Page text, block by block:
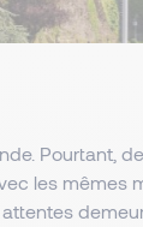
Pourtant,
les mêmes
attentes